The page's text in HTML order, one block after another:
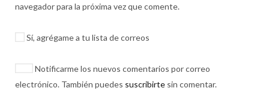
navegador para la próxima vez que comente.
Sí, agrégame a tu lista de correos
Notificarme los nuevos comentarios por correo
electrónico. También puedes suscribirte sin comentar.